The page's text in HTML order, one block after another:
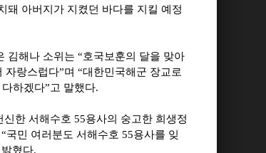
돼 아버지가 지켰던 바다를 지킬 예정
김해나 소위는 “호국보훈의 달을 맞아
자랑스럽다”며 “대한민국해군 장교로
하겠다”고 말했다.
신한 서해수호 55용사의 숭고한 희생정
“국민 여러분도 서해수호 55용사를 잊
혔다.